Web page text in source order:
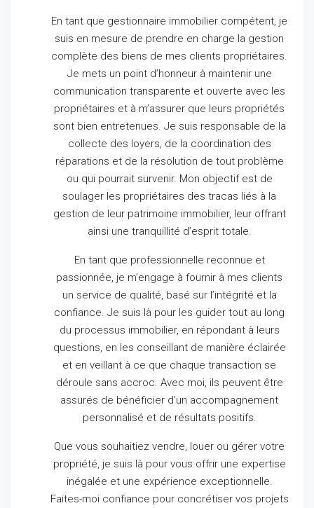
En tant que gestionnaire immobilier compétent, je
suis en mesure de prendre en charge la gestion
complète des biens de mes clients propriétaires.
Je mets un point d’honneur à maintenir une
communication transparente et ouverte avec les
propriétaires et à m’assurer que leurs propriétés
sont bien entretenues. Je suis responsable de la
collecte des loyers, de la coordination des
réparations et de la résolution de tout problème
ou qui pourrait survenir. Mon objectif est de
soulager les propriétaires des tracas liés à la
gestion de leur patrimoine immobilier, leur offrant
ainsi une tranquillité d’esprit totale.
En tant que professionnelle reconnue et
passionnée, je m’engage à fournir à mes clients
un service de qualité, basé sur l’intégrité et la
confiance.Je suis là pour les guider tout au long
du processus immobilier, en répondant à leurs
questions, en les conseillant de manière éclairée
et en veillant à ce que chaque transaction se
déroule sans accroc. Avec moi, ils peuvent être
assurés de bénéficier d’un accompagnement
personnalisé et de résultats positifs.
Que vous souhaitiez vendre, louer ou gérer votre
propriété, je suis là pour vous offrir une expertise
inégalée et une expérience exceptionnelle.
Faites-moi confiance pour concrétiser vos projets